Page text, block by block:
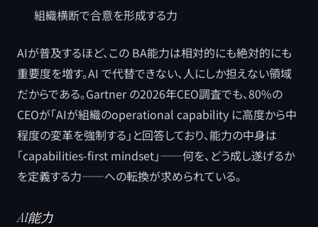
組織横断で合意を形成する力
AIが普及するほど、この BA能力は相対的にも絶対的にも
重要度を増す。AI で代替できない、人にしか担えない領域
だからである。Gartner の2026年CEO調査でも、80%の
CEOが「AIが組織のoperational capability に高度から中
程度の変革を強制する」と回答しており、能力の中身は
「capabilities-first mindset」――何を、どう成し遂げるか
を定義する力――への転換が求められている。
AI能力